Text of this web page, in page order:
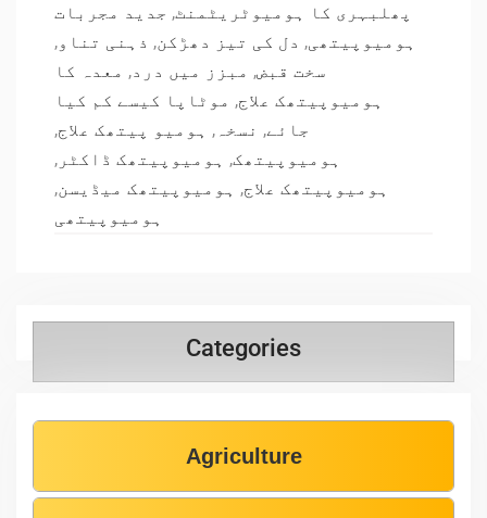
پھلبہری کا ہومیوٹریٹمنٹ, جدید مجربات
ہومیوپیتھی, دل کی تیز دھڑکن, ذہنی تناو,
سخت قبض, مبزز میں درد, معدہ کا
ہومیوپیتھک علاج, موٹاپا کیسے کم کیا
جائے, نسخہ , ہومیو پیتھک علاج,
ہومیوپیتھک, ہومیوپیتھک ڈاکٹر ,
ہومیوپیتھک علاج, ہومیوپیتھک میڈیسن,
ہومیوپیتھی
Categories
Agriculture